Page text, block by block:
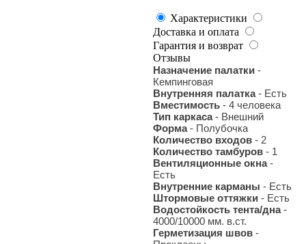
Характеристики
Доставка и оплата
Гарантия и возврат
Отзывы
Назначение палатки -
Кемпинговая
Внутренняя палатка- Есть
Вместимость - 4 человека
Тип каркаса- Внешний
Форма- Полубочка
Количество входов - 2
Количество тамбуров - 1
Вентиляционные окна-
Есть
Внутренние карманы - Есть
Штормовые оттяжки - Есть
Водостойкость тента/дна-
4000/10000 мм. в.ст.
Герметизация швов -